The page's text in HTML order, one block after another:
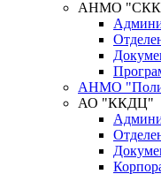
АНМО
АНМО
АО "ККДЦ"